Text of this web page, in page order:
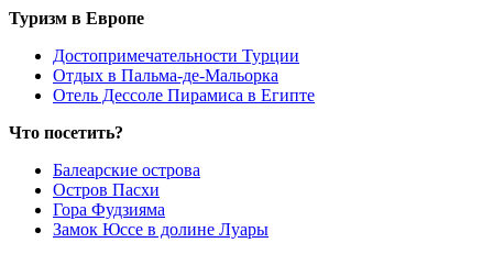
Туризм в Европе
Достопримечательности Турции
Отдых в Пальма-де-Мальорка
Отель Дессоле Пирамиса в Египте
Что посетить?
Балеарские острова
Остров Пасхи
Гора Фудзияма
Замок Юссе в долине Луары